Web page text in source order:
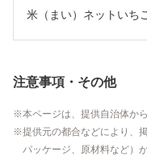
米（まい）ネットいち
注意事項・その他
本ページは、提供自治体か
提供元の都合などにより、
パッケージ、原材料など）